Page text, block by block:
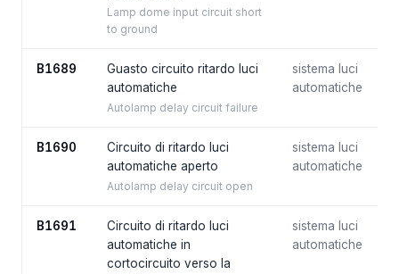
Lamp dome input circuit short
to ground
B1689
Guasto circuito ritardo luci
automatiche
Autolamp delay circuit failure
sistema luci
automatiche
B1690
Circuito di ritardo luci
automatiche aperto
Autolamp delay circuit open
sistema luci
automatiche
B1691
Circuito di ritardo luci
automatiche in
cortocircuito verso la
sistema luci
automatiche